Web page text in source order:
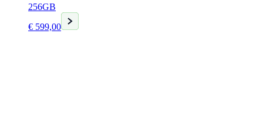
256GB
€ 599,00
Huidige
prijs